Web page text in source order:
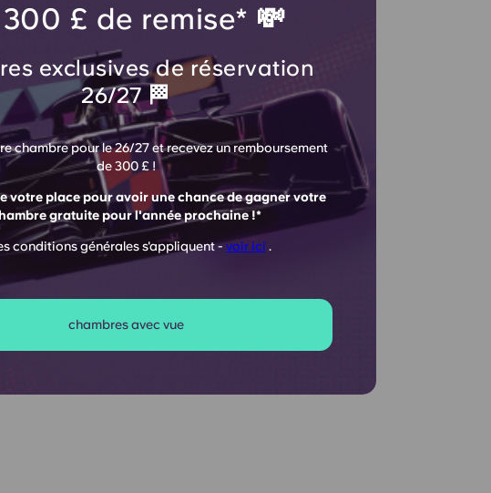
300 £ de remise* 💸
exclusives de réservation
26/27 🏁
chambre pour le 26/27 et recevez un remboursement
de 300 £ !
votre place pour avoir une chance de gagner votre
gratuite pour l'année prochaine !*
conditions générales s'appliquent -voir ici .
chambres avec vue